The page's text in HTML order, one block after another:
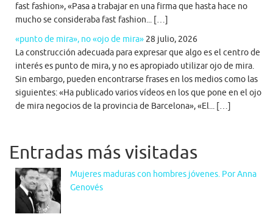
fast fashion», «Pasa a trabajar en una firma que hasta hace no
mucho se consideraba fast fashion... […]
«punto de mira», no «ojo de mira» 28 julio, 2026
La construcción adecuada para expresar que algo es el centro de
interés es punto de mira, y no es apropiado utilizar ojo de mira.
Sin embargo, pueden encontrarse frases en los medios como las
siguientes: «Ha publicado varios vídeos en los que pone en el ojo
de mira negocios de la provincia de Barcelona», «El... […]
Entradas más visitadas
Mujeres maduras con hombres jóvenes. Por Anna
Genovés